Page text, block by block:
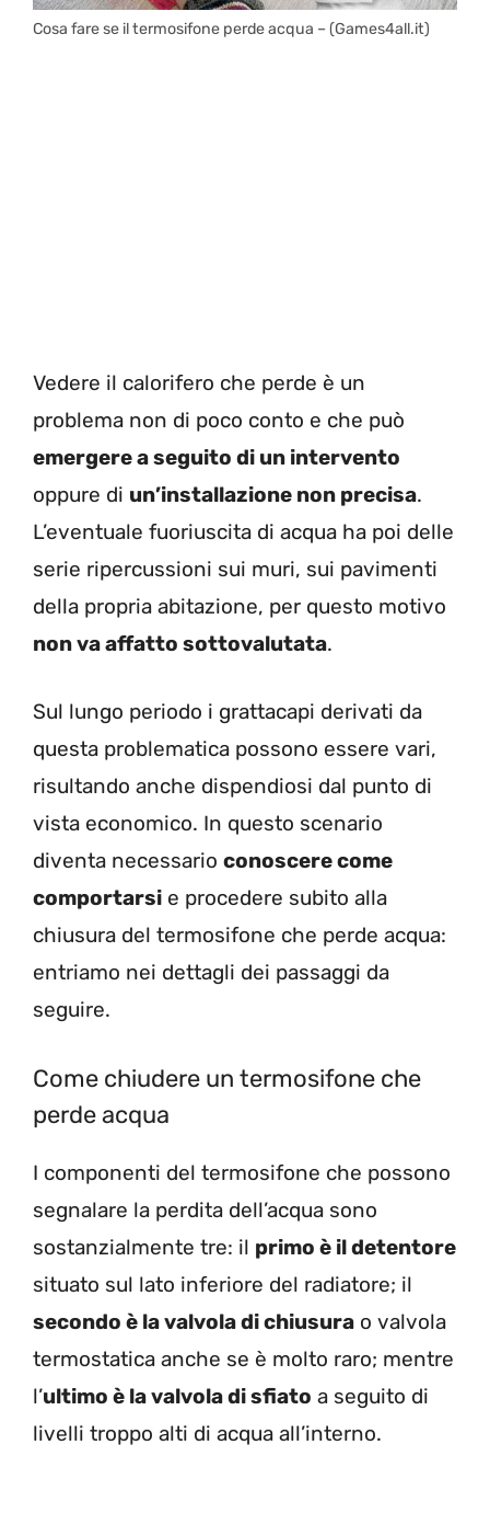
Cosa fare se il termosifone perde acqua – (Games4all.it)
Vedere il calorifero che perde è un
problema non di poco conto e che può
emergere a seguito di un intervento
oppure di un’installazione non precisa.
L’eventuale fuoriuscita di acqua ha poi delle
serie ripercussioni sui muri, sui pavimenti
della propria abitazione, per questo motivo
non va affatto sottovalutata.
Sul lungo periodo i grattacapi derivati da
questa problematica possono essere vari,
risultando anche dispendiosi dal punto di
vista economico. In questo scenario
diventa necessario conoscere come
comportarsi e procedere subito alla
chiusura del termosifone che perde acqua:
entriamo nei dettagli dei passaggi da
seguire.
Come chiudere un termosifone che
perde acqua
I componenti del termosifone che possono
segnalare la perdita dell’acqua sono
sostanzialmente tre: il primo è il detentore
situato sul lato inferiore del radiatore; il
secondo è la valvola di chiusura o valvola
termostatica anche se è molto raro; mentre
l’ultimo è la valvola di sfiato a seguito di
livelli troppo alti di acqua all’interno.